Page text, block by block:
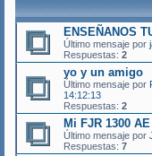
ENSEÑANOS
Último mensaje por
Respuestas: 2
yo y un amigo
Último mensaje por
14:12:13
Respuestas: 2
Mi FJR 1300
Último mensaje por
Respuestas: 7